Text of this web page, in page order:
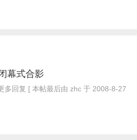
幕式合影
多回复 [ 本帖最后由 zhc 于 2008-8-27